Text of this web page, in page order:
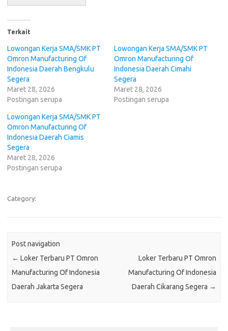
Terkait
Lowongan Kerja SMA/SMK PT
Omron Manufacturing Of
Indonesia Daerah Bengkulu
Segera
Maret 28, 2026
Postingan serupa
Lowongan Kerja SMA/SMK PT
Omron Manufacturing Of
Indonesia Daerah Cimahi
Segera
Maret 28, 2026
Postingan serupa
Lowongan Kerja SMA/SMK PT
Omron Manufacturing Of
Indonesia Daerah Ciamis
Segera
Maret 28, 2026
Postingan serupa
Category:
Post navigation
← Loker Terbaru PT Omron
Manufacturing Of Indonesia
Daerah Jakarta Segera
Loker Terbaru PT Omron
Manufacturing Of Indonesia
Daerah Cikarang Segera →